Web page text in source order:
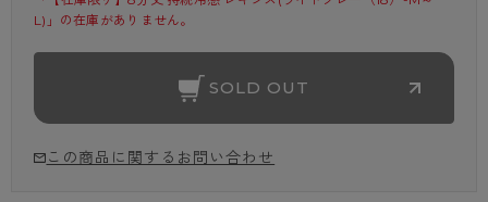
L)」の在庫がありません。
SOLD OUT
この商品に関するお問い合わせ